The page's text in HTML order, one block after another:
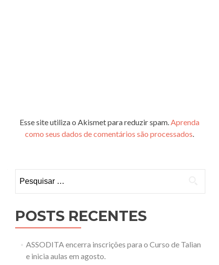
Esse site utiliza o Akismet para reduzir spam.Aprenda
como seus dados de comentários são processados.
por:
POSTS RECENTES
ASSODITA encerra inscrições para o Curso de Talian
e inicia aulas em agosto.